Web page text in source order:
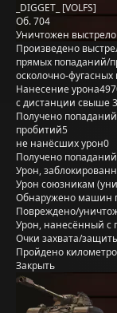
_DIGGET_ [VOLFS]
Об. 704
Уничтожен
Произведено
прямых попаданий/
осколочно-
Нанесение урона
с дистанции свыше
Получено попаданий
пробитий5
не нанёсших урон0
Получено
Урон,
Урон союзникам
Обнаружено машин
Повреждено/
Урон, нанесённый с
Очки захвата/
Пройдено
Закрыть